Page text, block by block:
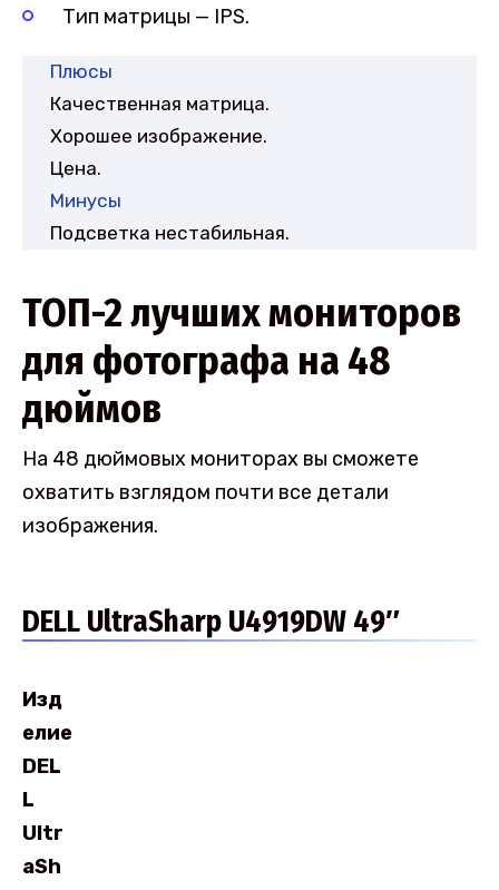
Тип матрицы — IPS.
Плюсы
Качественная матрица.
Хорошее изображение.
Цена.
Минусы
Подсветка нестабильная.
ТОП-2 лучших мониторов
для фотографа на 48
дюймов
На 48 дюймовых мониторах вы сможете
охватить взглядом почти все детали
изображения.
DELL UltraSharp U4919DW 49″
Изд
елие
DEL
L
Ultr
aSh